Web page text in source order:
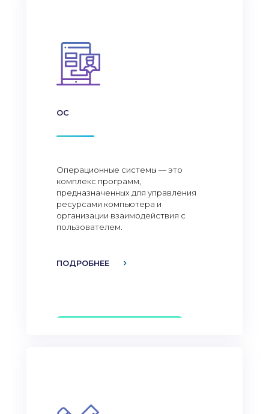
ОС
Операционные системы — это
комплекс программ,
предназначенных для управления
ресурсами компьютера и
организации взаимодействия с
пользователем.
ПОДРОБНЕЕ